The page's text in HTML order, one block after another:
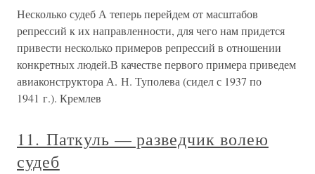
Несколько судеб А теперь перейдем от масштабов
репрессий к их направленности, для чего нам придется
привести несколько примеров репрессий в отношении
конкретных людей.В качестве первого примера приведем
авиаконструктора А. Н. Туполева (сидел с 1937 по
1941 г.). Кремлев
11. Паткуль — разведчик волею
судеб